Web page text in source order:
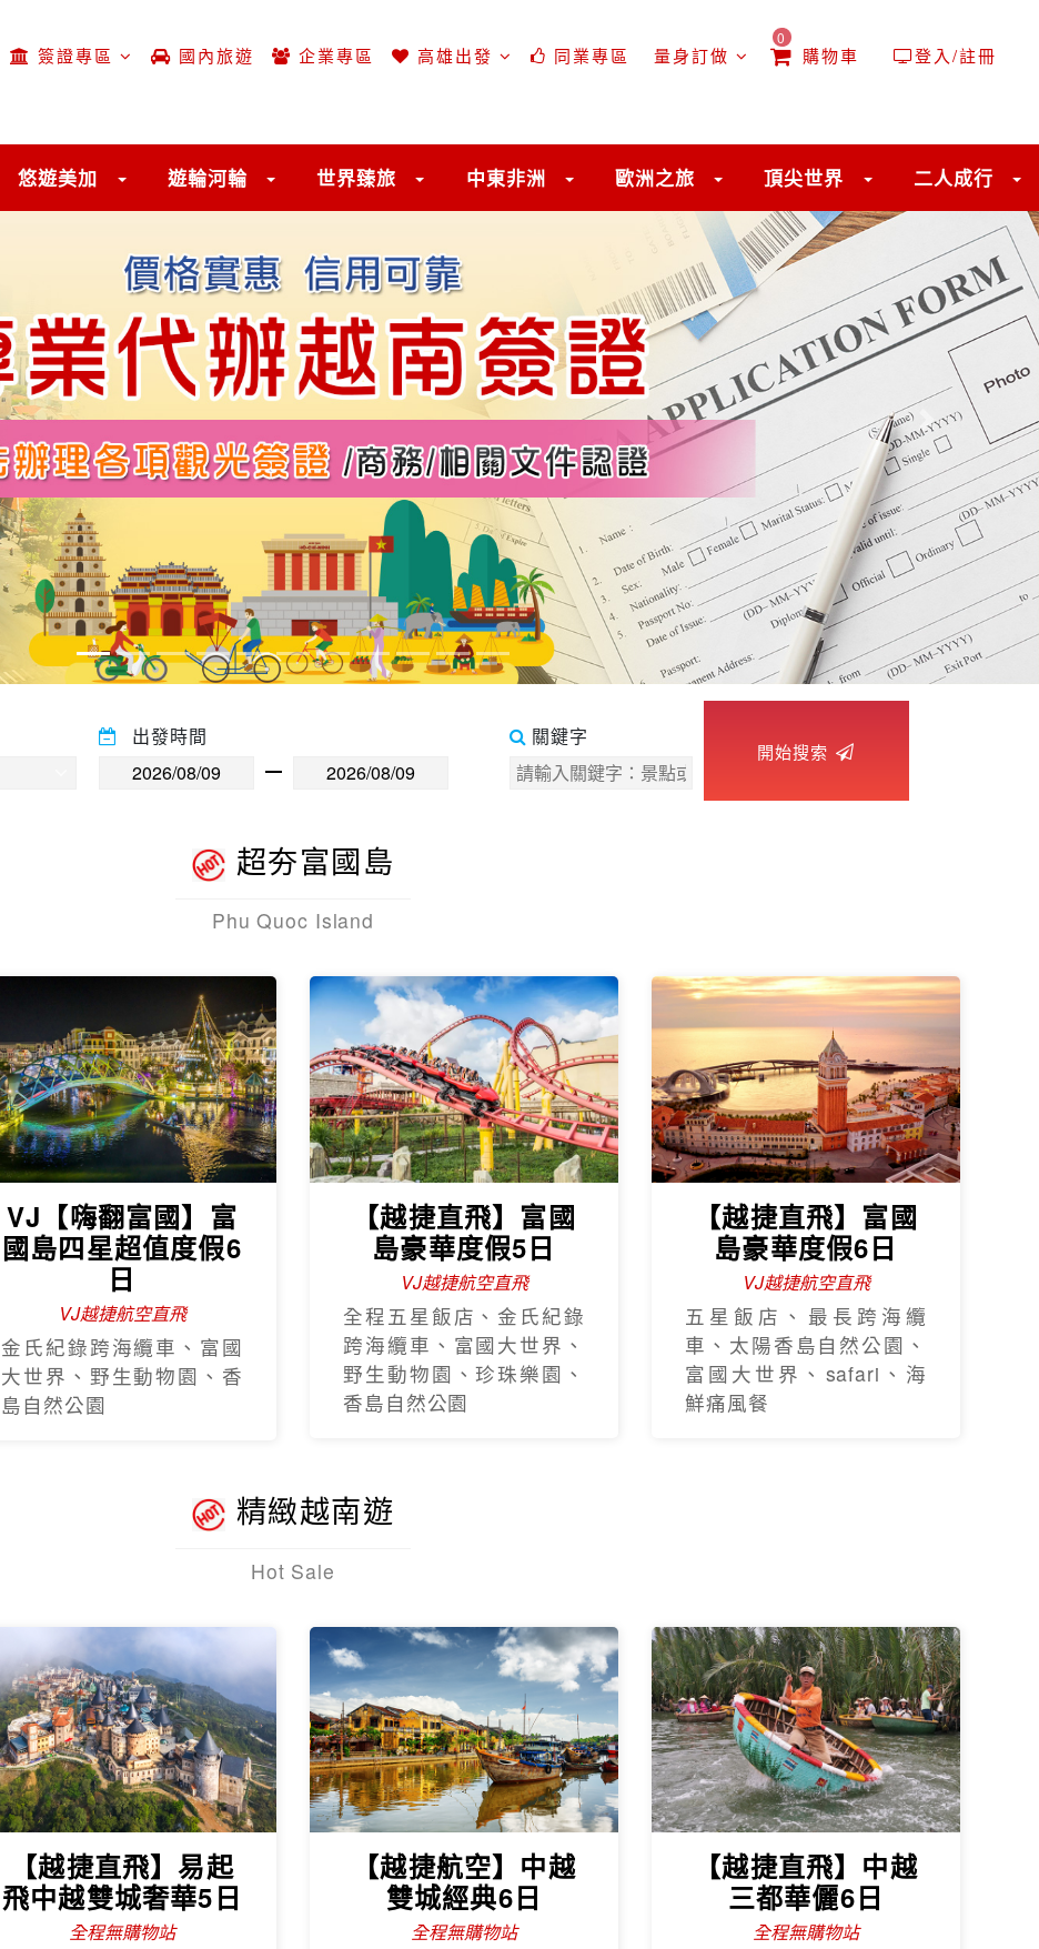
簽證專區 國內旅遊 企業專區 高雄出發 同業專區 量身訂做 購物車
0
登入/註冊
悠遊美加 遊輪河輪 世界臻旅 中東非洲 歐洲之旅 頂尖世界 二人成行
往後
出發時間 關鍵字
開始搜索
超夯富國島
Phu Quoc Island
VJ【嗨翻富國】富
國島四星超值度假6
日
VJ越捷航空直飛
金氏紀錄跨海纜車、富國
大世界、野生動物園、香
島自然公園
【越捷直飛】富國
島豪華度假5日
VJ越捷航空直飛
全程五星飯店、金氏紀錄
跨海纜車、富國大世界、
野生動物園、珍珠樂園、
香島自然公園
【越捷直飛】富國
島豪華度假6日
VJ越捷航空直飛
五星飯店、最長跨海纜
車、太陽香島自然公園、
富國大世界、safari、海
鮮痛風餐
精緻越南遊
Hot Sale
【越捷直飛】易起
飛中越雙城奢華5日
全程無購物站
【越捷航空】中越
雙城經典6日
全程無購物站
【越捷直飛】中越
三都華儷6日
全程無購物站